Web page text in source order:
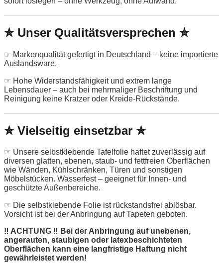
✮ Unser Qualitätsversprechen ✮
☞ Markenqualität gefertigt in Deutschland – keine importierte
Auslandsware.
☞ Hohe Widerstandsfähigkeit und extrem lange
Lebensdauer – auch bei mehrmaliger Beschriftung und
Reinigung keine Kratzer oder Kreide-Rückstände.
✮ Vielseitig einsetzbar ✮
☞ Unsere selbstklebende Tafelfolie haftet zuverlässig auf
diversen glatten, ebenen, staub- und fettfreien Oberflächen
wie Wänden, Kühlschränken, Türen und sonstigen
Möbelstücken. Wasserfest – geeignet für Innen- und
geschützte Außenbereiche.
☞ Die selbstklebende Folie ist rückstandsfrei ablösbar.
Vorsicht ist bei der Anbringung auf Tapeten geboten.
‼ ACHTUNG ‼ Bei der Anbringung auf unebenen,
angerauten, staubigen oder latexbeschichteten
Oberflächen kann eine langfristige Haftung nicht
gewährleistet werden!